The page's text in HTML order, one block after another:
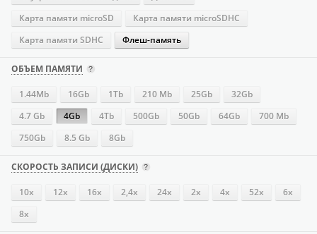
Карта памяти microSD
Карта памяти microSDHC
Карта памяти SDHC
Флеш-память
ОБЪЕМ ПАМЯТИ
1.44Mb 16Gb 1Tb 210 Mb 25Gb
32Gb
4.7 Gb
4Gb 4Tb 500Gb 50Gb 64Gb
700 Mb
750Gb
8.5 Gb 8Gb
СКОРОСТЬ ЗАПИСИ (ДИСКИ)
10x 12x 16х 2,4x 24х 2x 4х 52х
6x
8x